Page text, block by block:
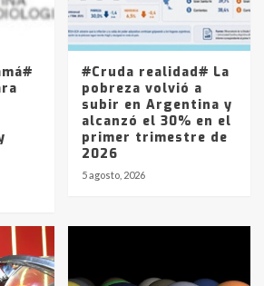
de los combustibles en
desde YPF hasta Axion
857 a 1338 pesos
#Cruda realidad# La
pobreza volvió a
subir en Argentina y
alcanzó el 30% en el
primer trimestre de
2026
5 agosto, 2026